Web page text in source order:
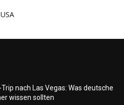
nach Las Vegas: Was deutsche
wissen sollten